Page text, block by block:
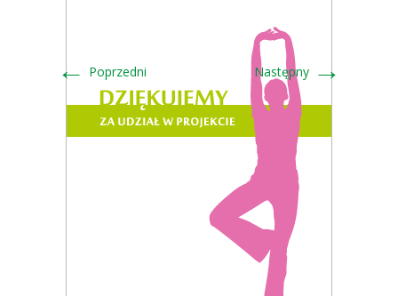
← Poprzedni Następny →